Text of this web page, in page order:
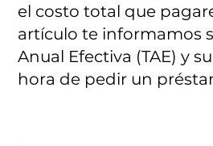
el costo total que
artículo te informamos
Anual Efectiva (TAE) y
hora de pedir un